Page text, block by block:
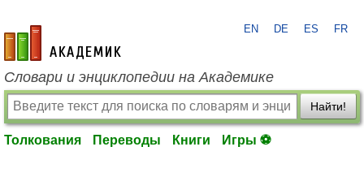
academic.ru
EN DE ES FR
Словари и энциклопедии на Академике
Найти!
Толкования Переводы Книги Игры ⚽